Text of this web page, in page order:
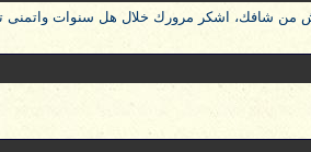
من شافك، اشكر مرورك خلال هل سنوات